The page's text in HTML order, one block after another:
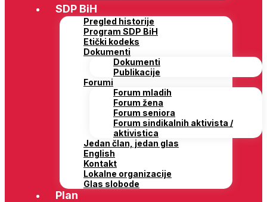
SDP BiH
Pregled historije
Program SDP BiH
Etički kodeks
Dokumenti
Dokumenti
Publikacije
Forumi
Forum mladih
Forum žena
Forum seniora
Forum sindikalnih aktivista /
aktivistica
Jedan član, jedan glas
English
Kontakt
Lokalne organizacije
Glas slobode
Plan